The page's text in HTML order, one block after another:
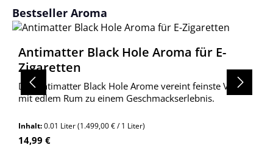
Produktgalerie überspringen
Bestseller Aroma
Antimatter Black Hole Aroma für E-
Zigaretten
Das Antimatter Black Hole Arome vereint feinste Vanille
mit edlem Rum zu einem Geschmackserlebnis.
Inhalt:0.01 Liter(1.499,00 € / 1 Liter)
Regulärer Preis:
14,99 €